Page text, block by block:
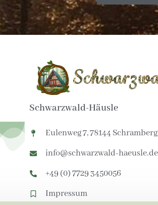
Schwarzwald-Häusle
Eulenweg 7, 78144 Schramberg
info@schwarzwald-haeusle.de
+49 (0) 7729 3450056
Impressum